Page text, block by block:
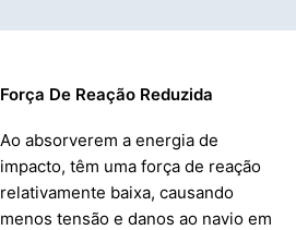
Força De Reação Reduzida
Ao absorverem a energia de
impacto, têm uma força de reação
relativamente baixa, causando
menos tensão e danos ao navio em